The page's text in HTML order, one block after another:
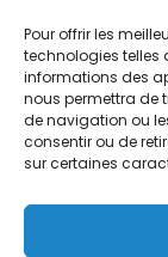
Pour offrir les
technologies telles
informations des
nous permettra de
de navigation ou
consentir ou de
sur certaines